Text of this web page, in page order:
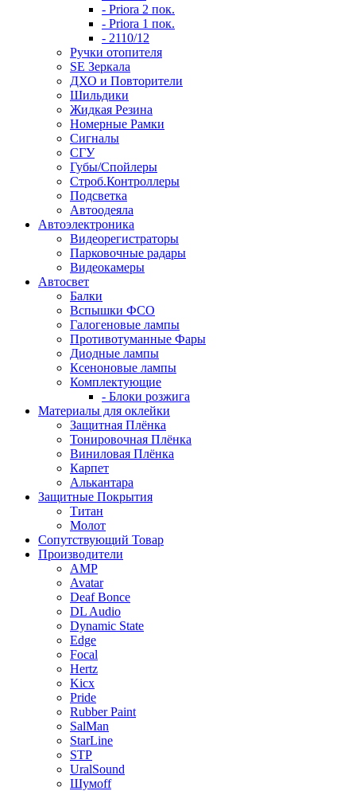
- Priora 2 пок.
- Priora 1 пок.
- 2110/12
Ручки отопителя
SE Зеркала
ДХО и Повторители
Шильдики
Жидкая Резина
Номерные Рамки
Сигналы
СГУ
Губы/Спойлеры
Строб.Контроллеры
Подсветка
Автоодеяла
Автоэлектроника
Видеорегистраторы
Парковочные радары
Видеокамеры
Автосвет
Балки
Вспышки ФСО
Галогеновые лампы
Противотуманные Фары
Диодные лампы
Ксеноновые лампы
Комплектующие
- Блоки розжига
Материалы для оклейки
Защитная Плёнка
Тонировочная Плёнка
Виниловая Плёнка
Карпет
Алькантара
Защитные Покрытия
Титан
Молот
Сопутствующий Товар
Производители
AMP
Avatar
Deaf Bonce
DL Audio
Dynamic State
Edge
Focal
Hertz
Kicx
Pride
Rubber Paint
SalMan
StarLine
STP
UralSound
Шумoff